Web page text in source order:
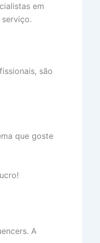
em
são
que goste
A